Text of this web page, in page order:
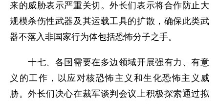
来的威胁表示严重关切。外长们表示将合作防止大
规模杀伤性武器及其运载工具的扩散，确保此类武
器不落入非国家行为体包括恐怖分子之手。
十七、各国需要在多边领域开展强有力、有意
义的工作，以应对核恐怖主义和生化恐怖主义威
胁。外长们决心在裁军谈判会议上积极探索通过拟